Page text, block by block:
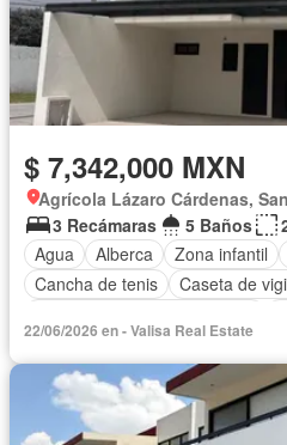
$ 7,342,000 MXN
Agrícola Lázaro Cárdenas,
3 Recámaras
5 Baños
Agua
Alberca Zona infantil
Cancha de tenis
Caseta de
Cocina equipada
Cocina integral
Cuarto de servicio
Electricidad
Gas natural
Gimnasio
Recámara con closet
Azotea
22/06/2026 en - Valisa Real Estate